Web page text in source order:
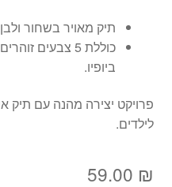
תיק מאויר בשחור
כוללת 5 צבעים
ביופיו.
פרויקט יצירה מהנה עם
לילדים.
59.00 ₪